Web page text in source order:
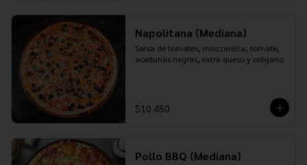
Napolitana (Mediana)
Salsa de tomates, mozzarella, tomate,
aceitunas negras, extra queso y orégano
$10.450
Pollo BBQ (Mediana)